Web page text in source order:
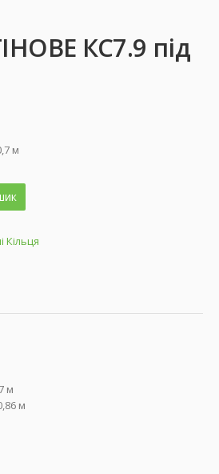
КС7.9 під
м
Кільця
м
м